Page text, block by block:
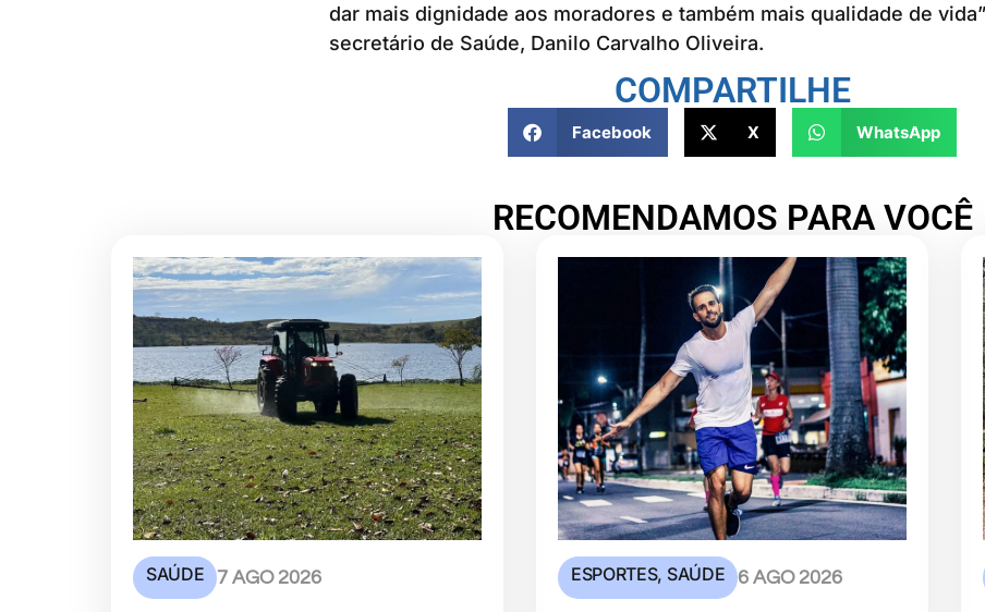
dar mais dignidade aos moradores e também mais qualidade de
secretário de Saúde, Danilo Carvalho Oliveira.
COMPARTILHE
Facebook X WhatsApp
RECOMENDAMOS PARA VOCÊ
SAÚDE 7 AGO 2026 ESPORTES, SAÚDE 6 AGO 2026